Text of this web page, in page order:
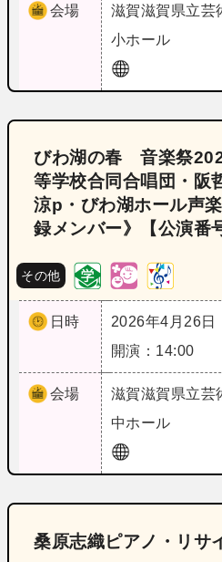
会場 滋賀滋賀県立芸
小ホール
びわ湖の春 音楽祭
等学校合同合唱団・阪
涼p・びわ湖ホール声
録メンバー》【公演番
その他
日時
2026年4月26日
開演：14:00
会場 滋賀滋賀県立芸
中ホール
桑原志織ピアノ・リサ